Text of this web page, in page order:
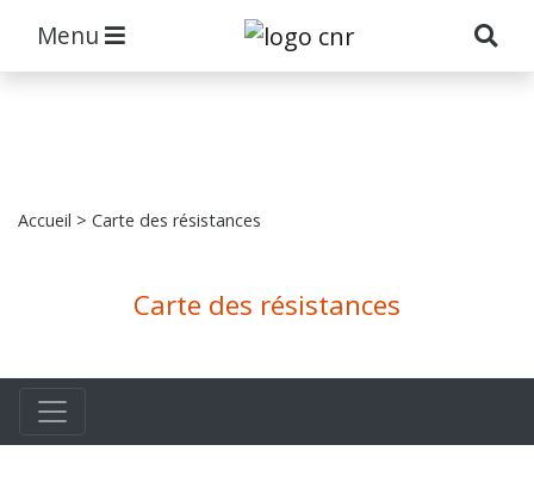
Menu
Accueil > Carte des résistances
Carte des résistances